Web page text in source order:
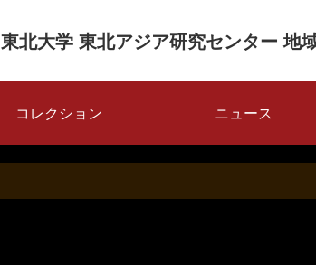
東北大学 東北アジア研究センター 地
コレクション ニュース